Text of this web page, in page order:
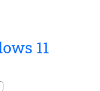
11